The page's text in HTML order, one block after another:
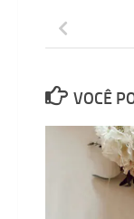
VOCÊ